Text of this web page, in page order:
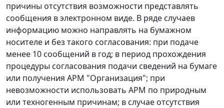
причины отсутствия возможности представлять
сообщения в электронном виде. В ряде случаев
информацию можно направлять на бумажном
носителе и без такого согласования: при подаче
менее 10 сообщений в год; в период прохождения
процедуры согласования подачи сведений на бумаге
или получения АРМ "Организация"; при
невозможности использовать АРМ по природным
или техногенным причинам; в случае отсутствия